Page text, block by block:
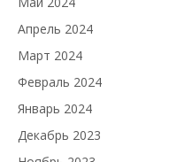
Апрель 2024
Март 2024
Февраль 2024
Январь 2024
Декабрь 2023